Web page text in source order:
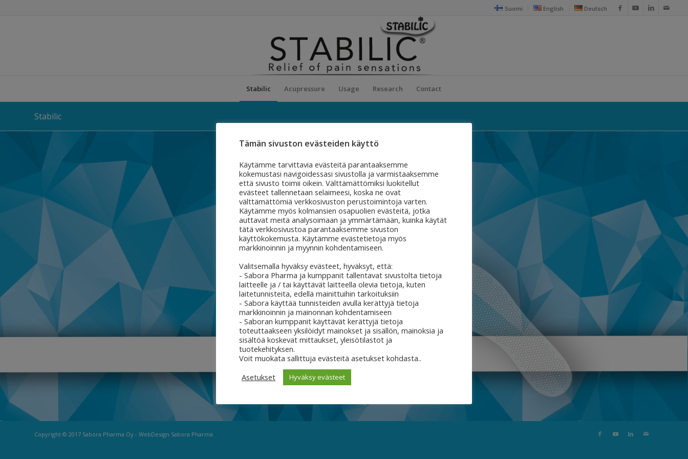
Suomi English Deutsch
Stabilic Acupressure Usage Research Contact
Stabilic
Migraine & Headache
Copyright © 2017 Sabora Pharma Oy - WebDesign Sabora Pharma
Tämän sivuston evästeiden käyttö
Käytämme tarvittavia evästeitä parantaaksemme
kokemustasi navigoidessasi sivustolla ja varmistaaksemme
että sivusto toimii oikein. Välttämättömiksi luokitellut
evästeet tallennetaan selaimeesi, koska ne ovat
välttämättömiä verkkosivuston perustoimintoja varten.
Käytämme myös kolmansien osapuolien evästeitä, jotka
auttavat meitä analysoimaan ja ymmärtämään, kuinka käytät
tätä verkkosivustoa parantaaksemme sivuston
käyttökokemusta. Käytämme evästetietoja myös
markkinoinnin ja myynnin kohdentamiseen.
Valitsemalla hyväksy evästeet, hyväksyt, että:
- Sabora Pharma ja kumppanit tallentavat sivustolta tietoja
laitteelle ja / tai käyttävät laitteella olevia tietoja, kuten
laitetunnisteita, edellä mainittuihin tarkoituksiin
- Sabora käyttää tunnisteiden avulla kerättyjä tietoja
markkinoinnin ja mainonnan kohdentamiseen
- Saboran kumppanit käyttävät kerättyjä tietoja
toteuttaakseen yksilöidyt mainokset ja sisällön, mainoksia ja
sisältöä koskevat mittaukset, yleisötilastot ja
tuotekehityksen.
Voit muokata sallittuja evästeitä asetukset kohdasta..
Asetukset
Hyväksy evästeet